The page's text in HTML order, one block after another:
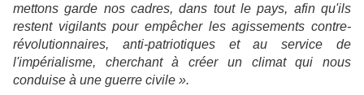
mettons garde nos cadres, dans tout le pays, afin qu'ils
restent vigilants pour empêcher les agissements contre-
révolutionnaires, anti-patriotiques et au service de
l'impérialisme, cherchant à créer un climat qui nous
conduise à une guerre civile ».